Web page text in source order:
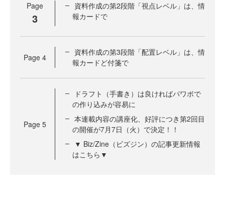
Page
3
資料作成の第2段階「視点レベル」は、情
報カードで
Page 4
資料作成の第3段階「配置レベル」は、情
報カードど付箋で
Page 5
ドラフト（手書き）は良ければパワポで
の作り込みが容易に
本連載内容の講座化、好評につき第2回目
の開催が7月7日（火）で決定！！
▼ Biz/Zine（ビズジン）の記事更新情報
はこちら▼